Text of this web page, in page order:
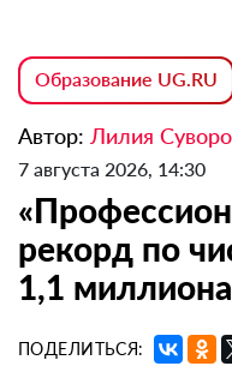
Образование UG.RU
Автор: Лилия
7 августа 2026, 14:30
рекорд по
1,1 миллиона
ПОДЕЛИТЬСЯ: